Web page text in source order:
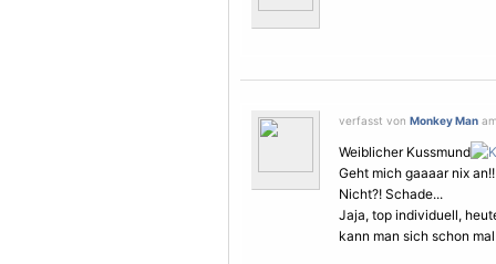
verfasst von Monkey Man
Weiblicher Kussmund
Geht mich gaaaar nix
Nicht?! Schade...
Jaja, top individuell,
kann man sich schon